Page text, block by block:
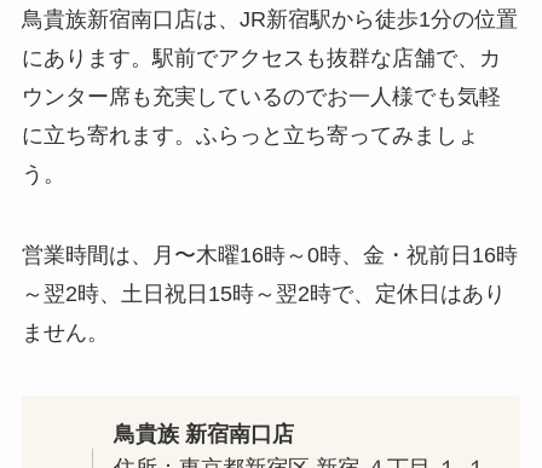
鳥貴族新宿南口店は、JR新宿駅から徒歩1分の位置
にあります。駅前でアクセスも抜群な店舗で、カ
ウンター席も充実しているのでお一人様でも気軽
に立ち寄れます。ふらっと立ち寄ってみましょ
う。
営業時間は、月〜木曜16時～0時、金・祝前日16時
～翌2時、土日祝日15時～翌2時で、定休日はあり
ません。
鳥貴族 新宿南口店